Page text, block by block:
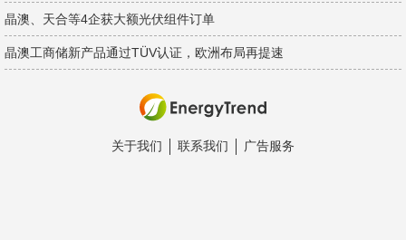
晶澳、天合等4企获大额光伏组件订单
晶澳工商储新产品通过TÜV认证，欧洲布局再提速
关于我们 联系我们 广告服务